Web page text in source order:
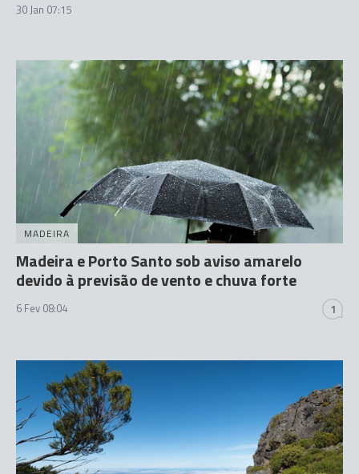
30 Jan 07:15
MADEIRA
Madeira e Porto Santo sob aviso amarelo
devido à previsão de vento e chuva forte
6 Fev 08:04 1